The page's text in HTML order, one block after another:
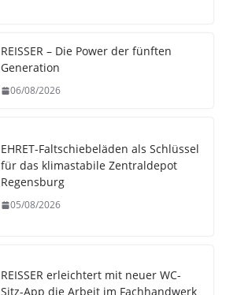
REISSER – Die Power der fünften
Generation
06/08/2026
EHRET-Faltschiebeläden als Schlüssel
für das klimastabile Zentraldepot
Regensburg
05/08/2026
REISSER erleichtert mit neuer WC-
Sitz-App die Arbeit im Fachhandwerk